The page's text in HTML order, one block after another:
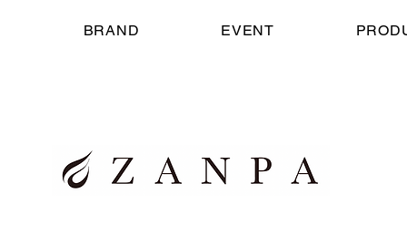
BRAND EVENT